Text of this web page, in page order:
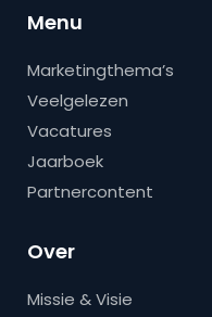
Menu
Marketingthema’s
Veelgelezen
Vacatures
Jaarboek
Partnercontent
Over
Missie & Visie